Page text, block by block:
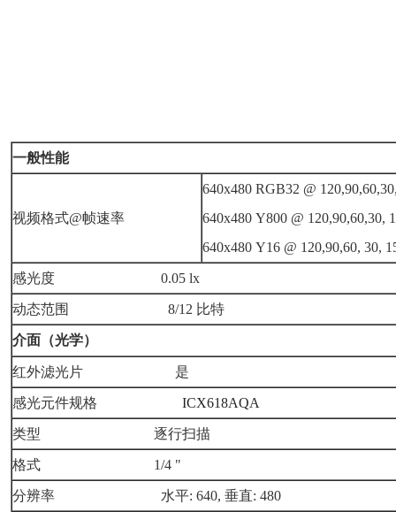
一般性能
视频格式@帧速率
640x480 RGB32 @
640x480 Y800 @ 120,90,60,30,
640x480 Y16 @ 120,90,60, 30,
感光度 0.05 lx
动态范围 8/12 比特
介面（光学）
红外滤光片 是
感光元件规格 ICX618AQA
类型 逐行扫描
格式 1/4 "
分辨率 水平: 640, 垂直: 480